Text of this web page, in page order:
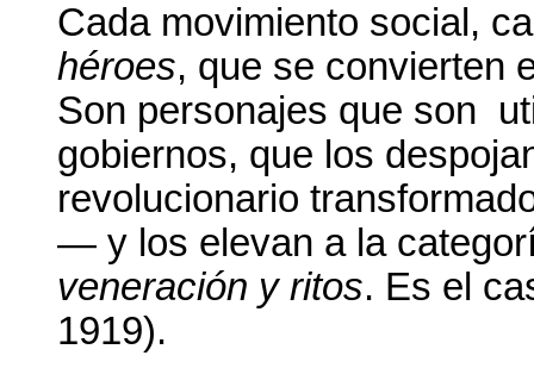
Cada movimiento social,
héroes, que se convierten
Son personajes que son
gobiernos, que los
revolucionario
— y los elevan a la
veneración y ritos. Es el
1919).